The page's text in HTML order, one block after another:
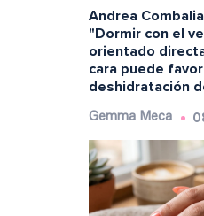
Andrea
"Dormir con el
orientado
cara puede
deshidratación
Gemma Meca